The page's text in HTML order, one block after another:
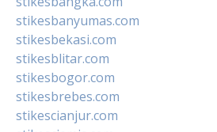
stikesbanyumas.com
stikesbekasi.com
stikesblitar.com
stikesbogor.com
stikesbrebes.com
stikescianjur.com